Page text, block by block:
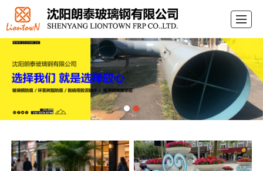
产品展示 案例展示 企业资质 联系我们 LBS